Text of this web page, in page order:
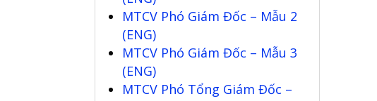
MTCV Phó Giám Đốc – Mẫu 2
(ENG)
MTCV Phó Giám Đốc – Mẫu 3
(ENG)
MTCV Phó Tổng Giám Đốc –